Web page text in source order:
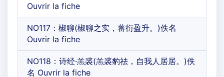
Ouvrir la fiche
NO117：椒聊(椒聊之实，蕃衍盈升。)佚名
Ouvrir la fiche
NO118：诗经·羔裘(羔裘豹祛，自我人居居。)佚
名 Ouvrir la fiche